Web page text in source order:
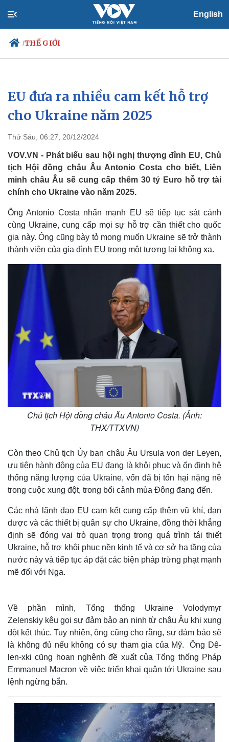
English
/THẾ GIỚI
Chính trị
Đảng
Tổ chức nhân sự
Nhận diện sự thật
Xã hội
Tin 24h
Dự báo thời tiết
Việc làm
Biển đảo
EU đưa ra nhiều cam kết hỗ trợ
cho Ukraine năm 2025
Thứ Sáu, 06:27, 20/12/2024
VOV.VN - Phát biểu sau hội nghị thượng đỉnh EU, Chủ
tịch Hội đồng châu Âu Antonio Costa cho biết, Liên
minh châu Âu sẽ cung cấp thêm 30 tỷ Euro hỗ trợ tài
chính cho Ukraine vào năm 2025.
Ông Antonio Costa nhấn mạnh EU sẽ tiếp tục sát cánh
cùng Ukraine, cung cấp mọi sự hỗ trợ cần thiết cho quốc
gia này. Ông cũng bày tỏ mong muốn Ukraine sẽ trở thành
thành viên của gia đình EU trong một tương lai không xa.
Chủ tịch Hội đồng châu Âu Antonio Costa. (Ảnh:
THX/TTXVN)
Còn theo Chủ tịch Ủy ban châu Âu Ursula von der Leyen,
ưu tiên hành động của EU đang là khôi phục và ổn định hệ
thống năng lượng của Ukraine, vốn đã bị tổn hại nặng nề
trong cuộc xung đột, trong bối cảnh mùa Đông đang đến.
Các nhà lãnh đạo EU cam kết cung cấp thêm vũ khí, đạn
dược và các thiết bị quân sự cho Ukraine, đồng thời khẳng
định sẽ đóng vai trò quan trọng trong quá trình tái thiết
Ukraine, hỗ trợ khôi phục nền kinh tế và cơ sở hạ tầng của
nước này và tiếp tục áp đặt các biện pháp trừng phạt mạnh
mẽ đối với Nga.
Về phần mình, Tổng thống Ukraine Volodymyr
Zelenskiy kêu gọi sự đảm bảo an ninh từ châu Âu khi xung
đột kết thúc. Tuy nhiên, ông cũng cho rằng, sự đảm bảo sẽ
là không đủ nếu không có sự tham gia của Mỹ. Ông Dê-
len-xki cũng hoan nghênh đề xuất của Tổng thống Pháp
Emmanuel Macron về việc triển khai quân tới Ukraine sau
lệnh ngừng bắn.